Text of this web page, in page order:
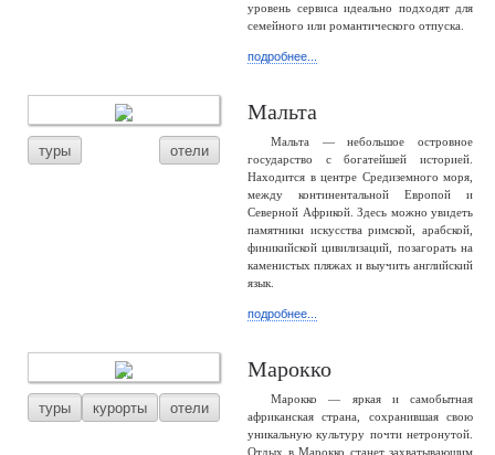
уровень сервиса идеально подходят для
семейного или романтического отпуска.
подробнее...
туры отели
Мальта
Мальта — небольшое островное
государство с богатейшей историей.
Находится в центре Средиземного моря,
между континентальной Европой и
Северной Африкой. Здесь можно увидеть
памятники искусства римской, арабской,
финикийской цивилизаций, позагорать на
каменистых пляжах и выучить английский
язык.
подробнее...
туры курорты отели
Марокко
Марокко — яркая и самобытная
африканская страна, сохранившая свою
уникальную культуру почти нетронутой.
Отдых в Марокко станет захватывающим